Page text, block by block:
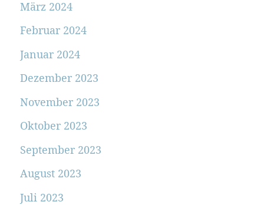
März 2024
Februar 2024
Januar 2024
Dezember 2023
November 2023
Oktober 2023
September 2023
August 2023
Juli 2023